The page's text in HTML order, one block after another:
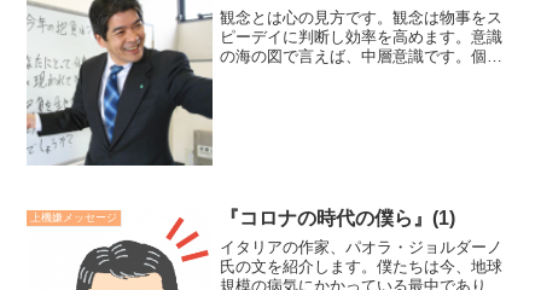
観念とは心の見方です。観念は物事をス
ピーデイに判断し効率を高めます。意識
の海の図で言えば、中層意識です。個人
上機嫌メッセージ 『コロナの時代の僕ら』(1)
イタリアの作家、パオラ・ジョルダーノ
氏の文を紹介します。僕たちは今、地球
規模の病気にかかっている最中であり、